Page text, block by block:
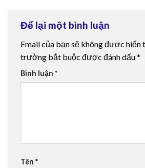
Để lại một bình luận
Email của bạn sẽ không được hiển
trường bắt buộc được đánh dấu*
Bình luận *
Tên *